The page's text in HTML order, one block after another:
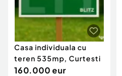
Casa individuala cu
teren 535mp, Curtesti
160.000 eur